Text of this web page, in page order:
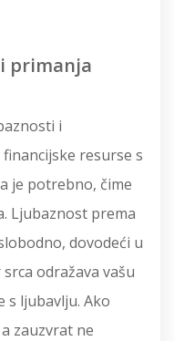
i primanja
i
resurse s
je potrebno, čime
Ljubaznost prema
dovodeći u
odražava vašu
s ljubavlju. Ako
zauzvrat ne